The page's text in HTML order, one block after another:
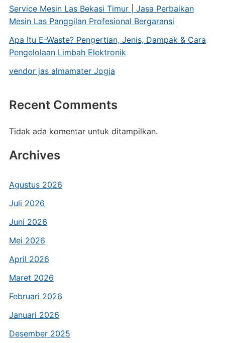
Service Mesin Las Bekasi Timur | Jasa Perbaikan
Mesin Las Panggilan Profesional Bergaransi
Apa Itu E-Waste? Pengertian, Jenis, Dampak & Cara
Pengelolaan Limbah Elektronik
vendor jas almamater Jogja
Recent Comments
Tidak ada komentar untuk ditampilkan.
Archives
Agustus 2026
Juli 2026
Juni 2026
Mei 2026
April 2026
Maret 2026
Februari 2026
Januari 2026
Desember 2025